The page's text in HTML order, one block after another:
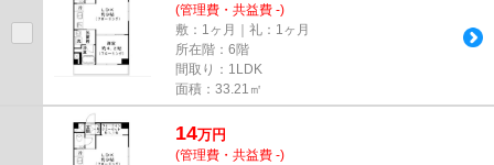
(管理費・共益費 -)
敷：1ヶ月｜礼：1ヶ月
所在階：6階
間取り：1LDK
面積：33.21㎡
14万円
(管理費・共益費 -)